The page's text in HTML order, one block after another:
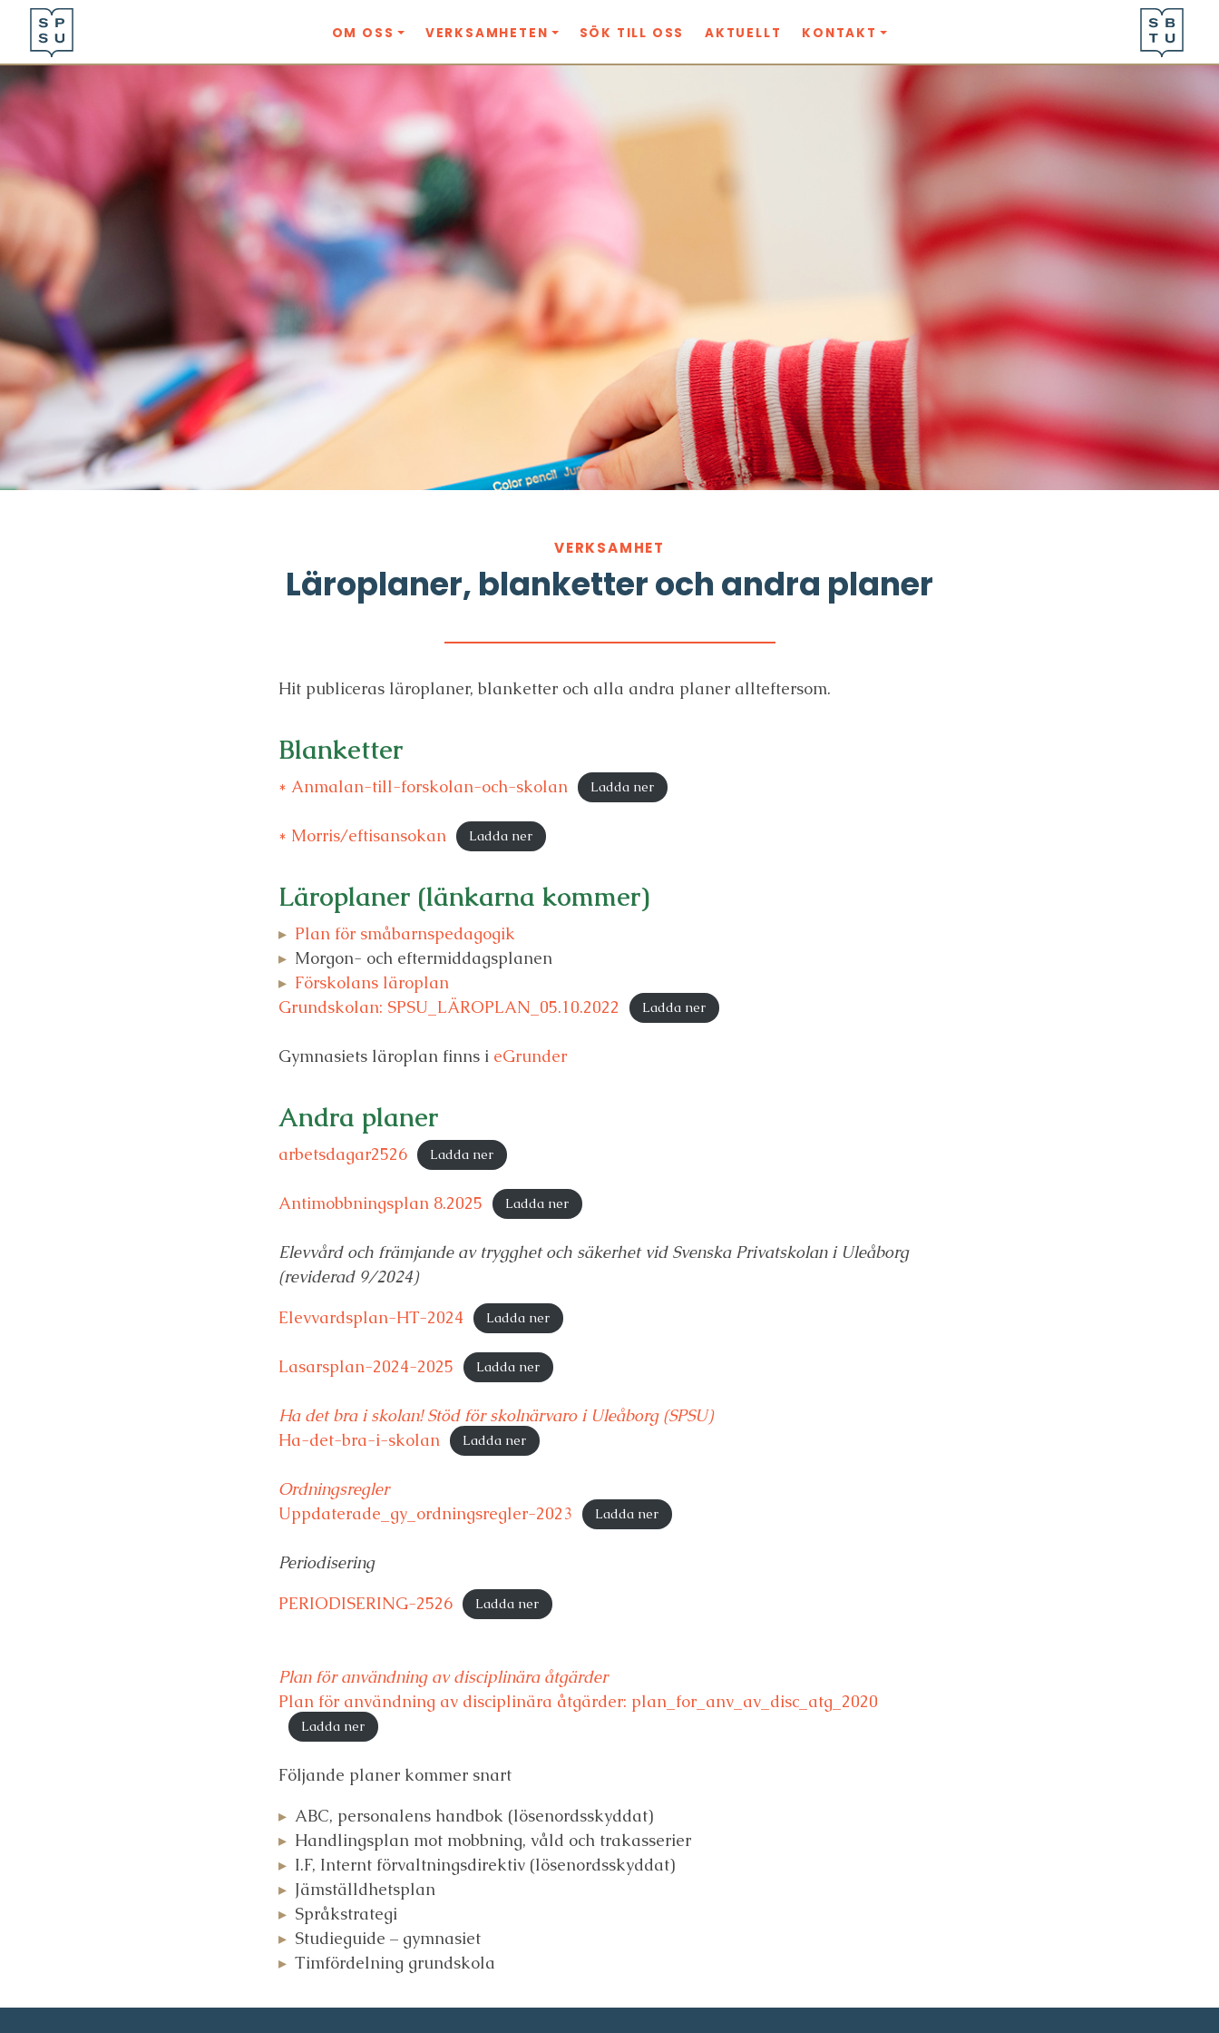
OM OSS VERKSAMHETEN SÖK TILL OSS AKTUELLT KONTAKT
VERKSAMHET
Läroplaner, blanketter och andra planer
Hit publiceras läroplaner, blanketter och alla andra planer allteftersom.
Blanketter
* Anmalan-till-forskolan-och-skolan Ladda ner
* Morris/eftisansokan Ladda ner
Läroplaner (länkarna kommer)
Plan för småbarnspedagogik
Morgon- och eftermiddagsplanen
Förskolans läroplan
Grundskolan: SPSU_LÄROPLAN_05.10.2022
Ladda ner
Gymnasiets läroplan finns i eGrunder
Andra planer
arbetsdagar2526 Ladda ner
Antimobbningsplan 8.2025 Ladda ner
Elevvård och främjande av trygghet och säkerhet vid Svenska Privatskolan i Uleåborg
(reviderad 9/2024)
Elevvardsplan-HT-2024
Ladda ner
Lasarsplan-2024-2025 Ladda ner
Ha det bra i skolan! Stöd för skolnärvaro i Uleåborg (SPSU)
Ha-det-bra-i-skolan
Ladda ner
Ordningsregler
Uppdaterade_gy_ordningsregler-2023
Ladda ner
Periodisering
PERIODISERING-2526
Ladda ner
Plan för användning av disciplinära åtgärder
Plan för användning av disciplinära åtgärder: plan_for_anv_av_disc_atg_2020
Ladda ner
Följande planer kommer snart
ABC, personalens handbok (lösenordsskyddat)
Handlingsplan mot mobbning, våld och trakasserier
I.F, Internt förvaltningsdirektiv (lösenordsskyddat)
Jämställdhetsplan
Språkstrategi
Studieguide – gymnasiet
Timfördelning grundskola